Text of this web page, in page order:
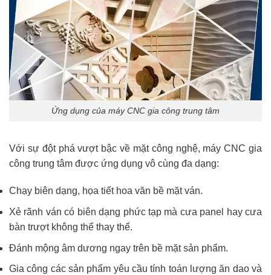
Ứng dụng của máy CNC gia công trung tâm
Với sự đột phá vượt bậc về mặt công nghệ, máy CNC gia
công trung tâm được ứng dụng vô cùng đa dạng:
Chạy biên dạng, họa tiết hoa văn bề mặt ván.
Xẻ rãnh ván có biên dạng phức tạp mà cưa panel hay cưa
bàn trượt không thể thay thế.
Đánh mộng âm dương ngay trên bề mặt sản phẩm.
Gia công các sản phẩm yêu cầu tính toán lượng ăn dao và